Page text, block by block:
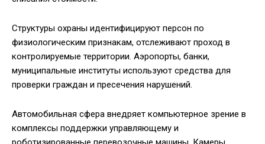
Структуры охраны идентифицируют персон по
физиологическим признакам, отслеживают проход в
контролируемые территории. Аэропорты, банки,
муниципальные институты используют средства для
проверки граждан и пресечения нарушений.
Автомобильная сфера внедряет компьютерное зрение в
комплексы поддержки управляющему и